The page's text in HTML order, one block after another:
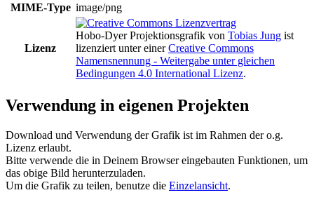
MIME-Type image/png
Lizenz
Hobo-Dyer Projektionsgrafik von Tobias Jung ist
lizenziert unter einerCreative Commons
Namensnennung - Weitergabe unter gleichen
Bedingungen 4.0 International Lizenz.
Verwendung in eigenen Projekten
Download und Verwendung der Grafik ist im Rahmen der o.g.
Lizenz erlaubt.
Bitte verwende die in Deinem Browser eingebauten Funktionen, um
das obige Bild herunterzuladen.
Um die Grafik zu teilen, benutze die Einzelansicht.